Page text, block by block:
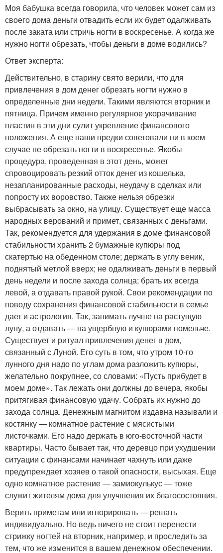
Моя бабушка всегда говорила, что человек может сам из
своего дома деньги отвадить если их будет одалживать
после заката или стричь ногти в воскресенье. А когда же
нужно ногти обрезать, чтобы деньги в доме водились?
Ответ эксперта:
Действительно, в старину свято верили, что для
привлечения в дом денег обрезать ногти нужно в
определенные дни недели. Такими являются вторник и
пятница. Причем именно регулярное укорачивание
пластин в эти дни сулит укрепление финансового
положения. А еще наши предки советовали ни в коем
случае не обрезать ногти в воскресенье. Якобы
процедура, проведенная в этот день, может
спровоцировать резкий отток денег из кошелька,
незапланированные расходы, неудачу в сделках или
попросту их воровство. Также нельзя обрезки
выбрасывать за окно, на улицу. Существует еще масса
народных верований и примет, связанных с деньгами.
Так, рекомендуется для удержания в доме финансовой
стабильности хранить 2 бумажные купюры под
скатертью на обеденном столе; держать в углу веник,
поднятый метлой вверх; не одалживать деньги в первый
день недели и после захода солнца; брать их всегда
левой, а отдавать правой рукой. Свои рекомендации по
поводу сохранения финансовой стабильности в семье
дает и астрология. Так, занимать лучше на растущую
луну, а отдавать — на ущербную и купюрами помельче.
Существует и ритуал привлечения денег в дом,
связанный с Луной. Его суть в том, что утром 10-го
лунного дня надо по углам дома разложить купюры,
желательно покрупнее, со словами: «Пусть прибудет в
моем доме». Так лежать они должны до вечера, якобы
притягивая финансовую удачу. Собрать их нужно до
захода солнца. Денежным магнитом издавна называли и
костянку — комнатное растение с мясистыми
листочками. Его надо держать в юго-восточной части
квартиры. Часто бывает так, что деревцо при ухудшении
ситуации с финансами начинает чахнуть или даже
предупреждает хозяев о такой опасности, высыхая. Еще
одно комнатное растение — замиокулькус — тоже
служит жителям дома для улучшения их благосостояния.
Верить приметам или игнорировать — решать
индивидуально. Но ведь ничего не стоит перенести
стрижку ногтей на вторник, например, и проследить за
тем, что же изменится в вашем денежном обеспечении.